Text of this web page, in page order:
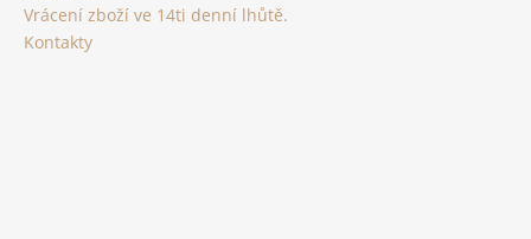
Vrácení zboží ve 14ti denní lhůtě.
Kontakty